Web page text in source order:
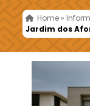
Home »
Jardim dos